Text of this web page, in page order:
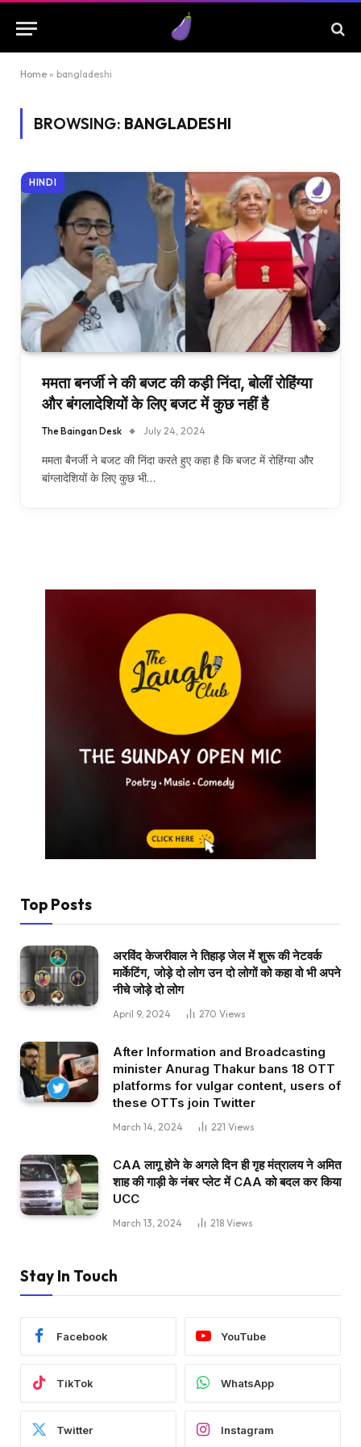
Home » bangladeshi
BROWSING: BANGLADESHI
HINDI
ममता बनर्जी ने की बजट की कड़ी निंदा, बोलीं रोहिंग्या
और बंगलादेशियों के लिए बजट में कुछ नहीं है
The Baingan Desk July 24, 2024
ममता बैनर्जी ने बजट की निंदा करते हुए कहा है कि बजट में रोहिंग्या और
बांग्लादेशियों के लिए कुछ भी…
Top Posts
अरविंद केजरीवाल ने तिहाड़ जेल में शुरू की नेटवर्क
मार्केटिंग, जोड़े दो लोग उन दो लोगों को कहा वो भी अपने
नीचे जोड़े दो लोग
April 9, 2024 270 Views
After Information and Broadcasting
minister Anurag Thakur bans 18 OTT
platforms for vulgar content, users of
these OTTs join Twitter
March 14, 2024 221 Views
CAA लागू होने के अगले दिन ही गृह मंत्रालय ने अमित
शाह की गाड़ी के नंबर प्लेट में CAA को बदल कर किया
UCC
March 13, 2024 218 Views
Stay In Touch
Facebook YouTube
TikTok WhatsApp
Twitter Instagram